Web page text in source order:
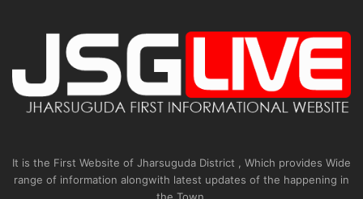
It is the First Website of Jharsuguda District , Which provides Wide
range of information alongwith latest updates of the happening in